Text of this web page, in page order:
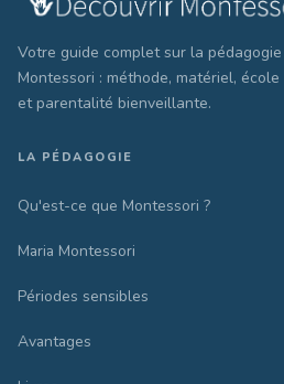
Votre guide complet sur la pédagogie
Montessori : méthode, matériel, école
et parentalité bienveillante.
LA PÉDAGOGIE
Qu'est-ce que Montessori ?
Maria Montessori
Périodes sensibles
Avantages